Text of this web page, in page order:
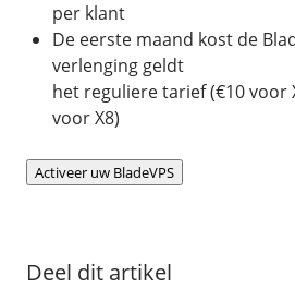
per klant
De eerste maand kost de
verlenging geldt
het reguliere tarief (€10 voor
voor X8)
Activeer uw BladeVPS
Deel dit artikel